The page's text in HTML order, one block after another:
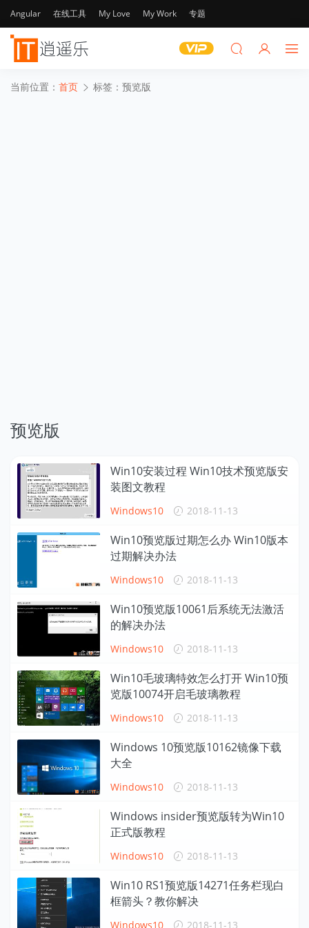
Angular 在线工具 My Love My Work 专题
当前位置： 首页 标签：预览版
预览版
Win10安装过程 Win10技术预览版安
装图文教程
Windows10 2018-11-13
Win10预览版过期怎么办 Win10版本
过期解决办法
Windows10 2018-11-13
Win10预览版10061后系统无法激活
的解决办法
Windows10 2018-11-13
Win10毛玻璃特效怎么打开 Win10预
览版10074开启毛玻璃教程
Windows10 2018-11-13
Windows 10预览版10162镜像下载
大全
Windows10 2018-11-13
Windows insider预览版转为Win10
正式版教程
Windows10 2018-11-13
Win10 RS1预览版14271任务栏现白
框箭头？教你解决
Windows10 2018-11-13